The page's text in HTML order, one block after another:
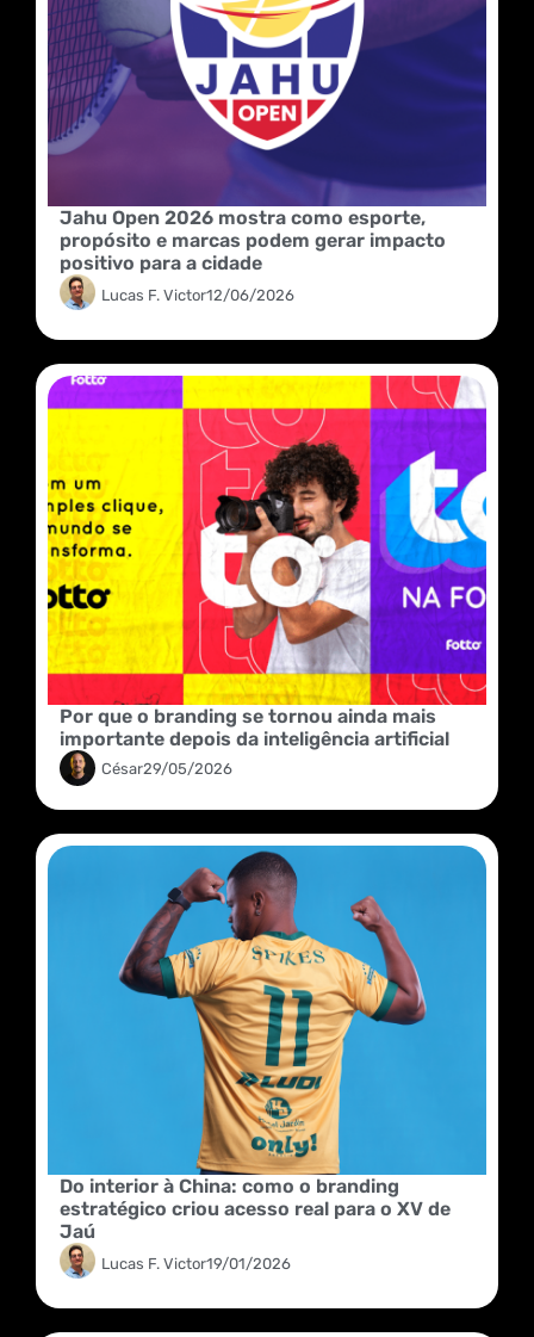
Jahu Open 2026 mostra como esporte,
propósito e marcas podem gerar impacto
positivo para a cidade
Lucas F. Victor12/06/2026
Por que o branding se tornou ainda mais
importante depois da inteligência artificial
César29/05/2026
Do interior à China: como o branding
estratégico criou acesso real para o XV de
Jaú
Lucas F. Victor19/01/2026